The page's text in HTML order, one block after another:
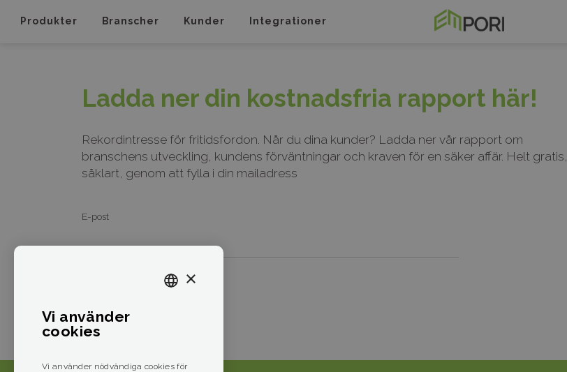
Produkter Branscher Kunder Integrationer
Ladda ner din kostnadsfria rapport här!
Rekordintresse för fritidsfordon. Når du dina kunder? Ladda ner vår rapport om
branschens utveckling, kundens förväntningar och kraven för en säker affär. Helt gratis,
såklart, genom att fylla i din mailadress
E-post
×
Vi använder
cookies
Vi använder nödvändiga cookies för